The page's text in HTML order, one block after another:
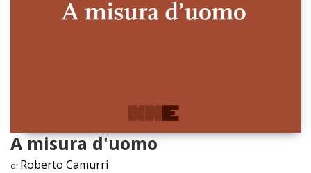
A misura d'uomo
di Roberto Camurri